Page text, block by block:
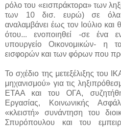
ρόλο του «εισπράκτορα» των
των 10 δισ. ευρώ) σε όλα
αναλαμβάνει έως τον Ιούλιο και
ότου... ενοποιηθεί -σε ένα
υπουργείο Οικονομικών- η
εισφορών και των φόρων που
Το σχέδιο της μετεξέλιξης του
μηχανισμού» για τις
ΕΤΑΑ και του ΟΓΑ,
Εργασίας, Κοινωνικής
«κλειστή» συνάντηση του
Σπυρόπουλου και του